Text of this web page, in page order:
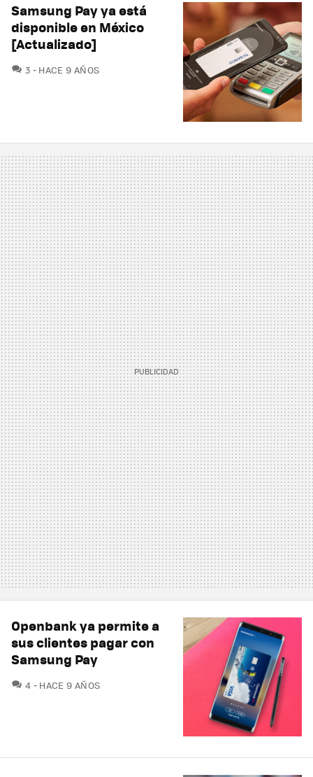
Samsung Pay ya está
disponible en México
[Actualizado]
3 COMENTARIOS
HACE 9 AÑOS
Openbank ya permite a
sus clientes pagar con
Samsung Pay
4 COMENTARIOS
HACE 9 AÑOS